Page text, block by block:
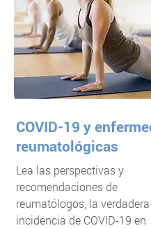
COVID-19 y
reumatológicas
Lea las perspectivas y
recomendaciones de
reumatólogos, la verdadera
incidencia de COVID-19 en